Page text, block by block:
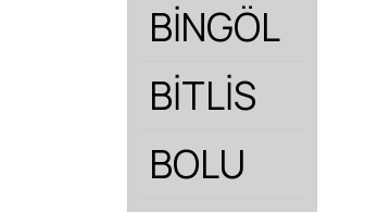
BİNGÖL
BİTLİS
BOLU